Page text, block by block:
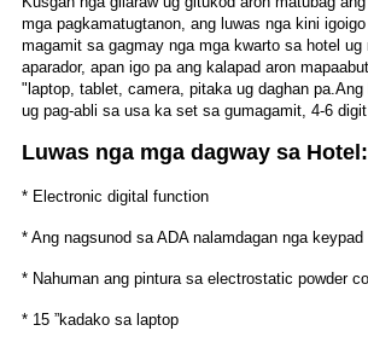
mga pagkamatugtanon, ang luwas nga kini
magamit sa gagmay nga mga kwarto sa hotel ug
aparador, apan igo pa ang kalapad aron
"laptop, tablet, camera, pitaka ug daghan pa.Ang
ug pag-abli sa usa ka set sa gumagamit, 4-6
Luwas nga mga dagway sa Hotel:
* Electronic digital function
* Ang nagsunod sa ADA nalamdagan nga keypad
* Nahuman ang pintura sa electrostatic powder
* 15 ”kadako sa laptop